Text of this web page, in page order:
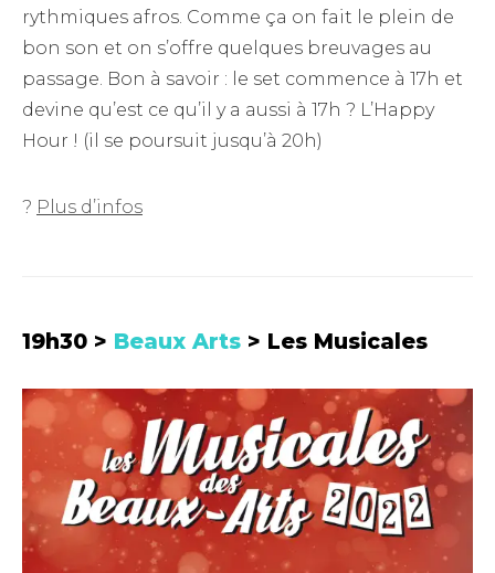
rythmiques afros. Comme ça on fait le plein de
bon son et on s’offre quelques breuvages au
passage. Bon à savoir : le set commence à 17h et
devine qu’est ce qu’il y a aussi à 17h ? L’Happy
Hour ! (il se poursuit jusqu’à 20h)
? Plus d’infos
19h30 > Beaux Arts > Les Musicales